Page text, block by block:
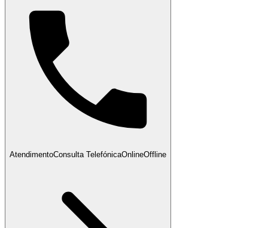
AtendimentoConsulta TelefónicaOnlineOffline